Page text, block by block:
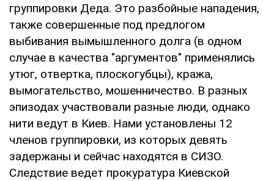
группировки Деда. Это разбойные нападения,
также совершенные под предлогом
выбивания вымышленного долга (в одном
случае в качества "аргументов" применялись
утюг, отвертка, плоскогубцы), кража,
вымогательство, мошенничество. В разных
эпизодах участвовали разные люди, однако
нити ведут в Киев. Нами установлены 12
членов группировки, из которых девять
задержаны и сейчас находятся в СИЗО.
Следствие ведет прокуратура Киевской